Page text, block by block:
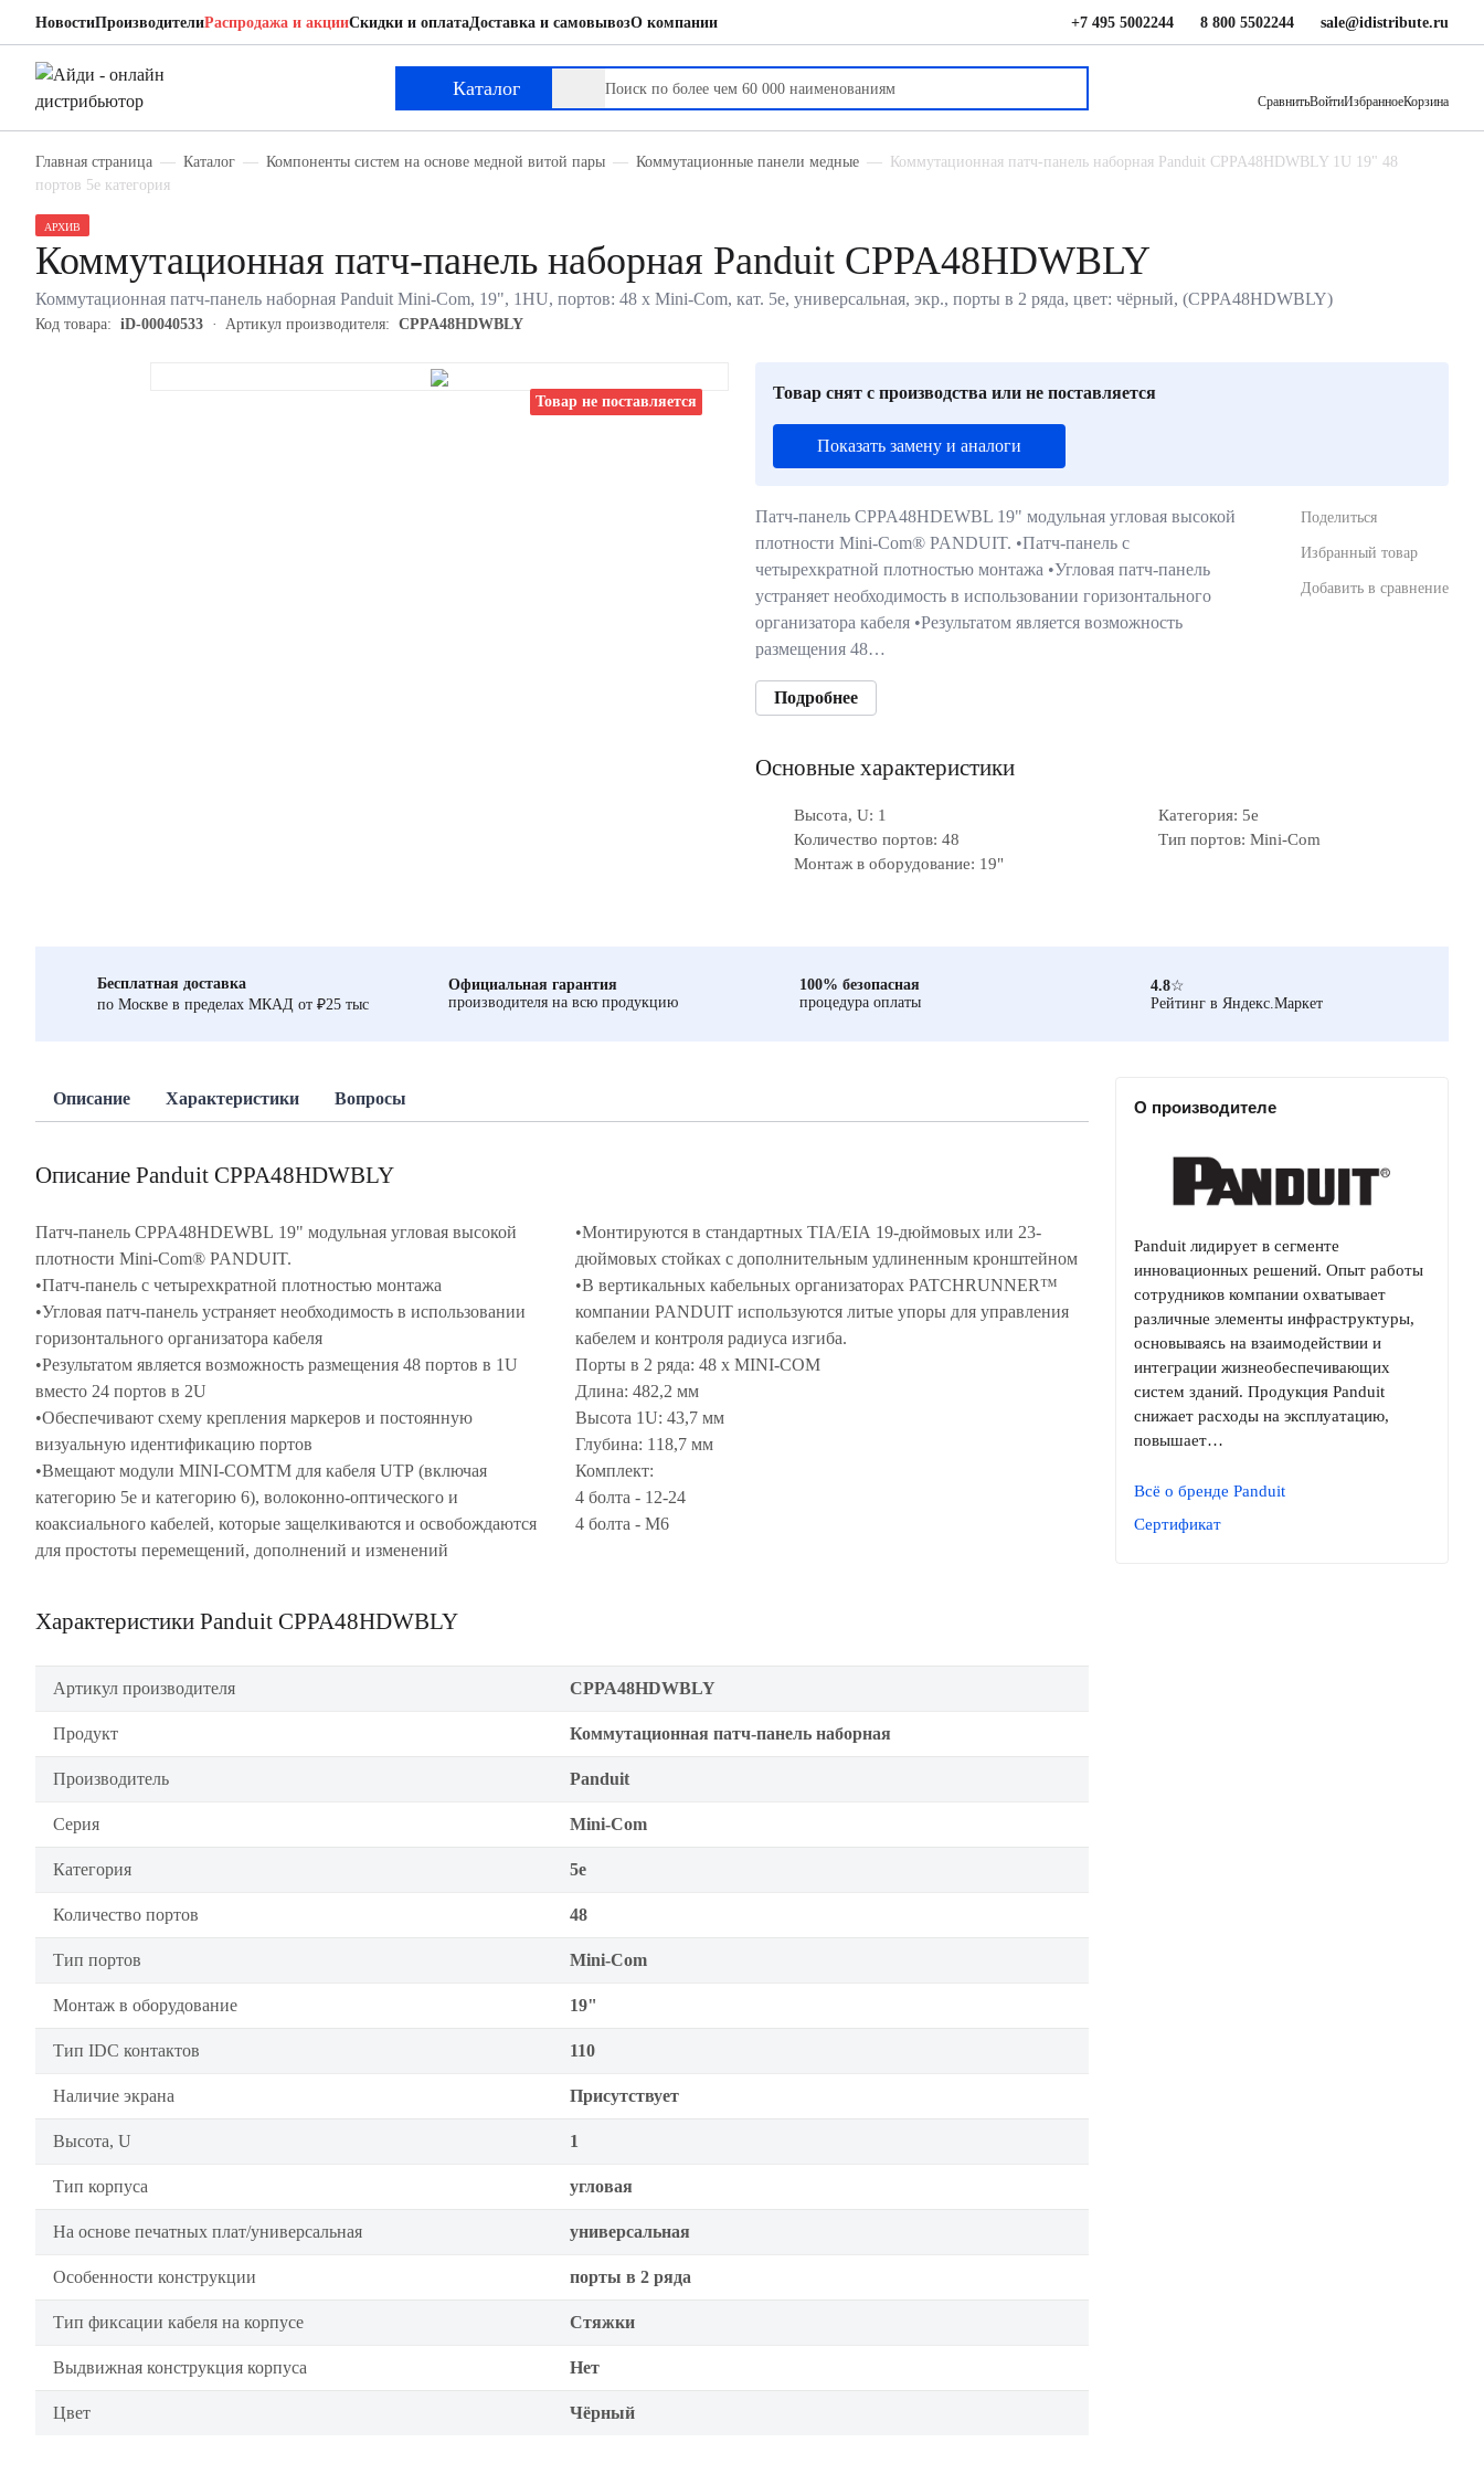
НовостиПроизводителиРаспродажа и акцииСкидки и оплатаДоставка и самовывозО компании +7 495 5002244 8 800 5502244 sale@idistribute.ru
Каталог
СравнитьВойтиИзбранноеКорзина
Главная страница Каталог Компоненты систем на основе медной витой пары Коммутационные панели медные
Коммутационная патч-панель наборная Panduit CPPA48HDWBLY 1U 19" 48
портов 5е категория
Товар не поставляется
АРХИВ
Коммутационная патч-панель наборная Panduit CPPA48HDWBLY
Коммутационная патч-панель наборная Panduit Mini-Com, 19", 1HU, портов: 48 х Mini-Com, кат. 5е, универсальная, экр., порты в 2 ряда, цвет: чёрный, (CPPA48HDWBLY)
Код товара: iD-00040533 Артикул производителя: CPPA48HDWBLY
Товар снят с производства или не поставляется
Показать замену и аналоги
Патч-панель CPPA48HDEWBL 19" модульная угловая высокой
плотности Mini-Com® PANDUIT. •Патч-панель с
четырехкратной плотностью монтажа •Угловая патч-панель
устраняет необходимость в использовании горизонтального
организатора кабеля •Результатом является возможность
размещения 48…
Подробнее
Поделиться
Избранный товар
Добавить в сравнение
Основные характеристики
Высота, U: 1
Категория: 5е
Количество портов: 48
Тип портов: Mini-Com
Монтаж в оборудование: 19"
Бесплатная доставка
по Москве в пределах МКАД от ₽25 тыс
Официальная гарантия
производителя на всю продукцию
100% безопасная
процедура оплаты
4.8☆
Рейтинг в Яндекс.Маркет
Описание Характеристики Вопросы
Описание Panduit CPPA48HDWBLY
Патч-панель CPPA48HDEWBL 19" модульная угловая высокой
плотности Mini-Com® PANDUIT.
•Патч-панель с четырехкратной плотностью монтажа
•Угловая патч-панель устраняет необходимость в использовании
горизонтального организатора кабеля
•Результатом является возможность размещения 48 портов в 1U
вместо 24 портов в 2U
•Обеспечивают схему крепления маркеров и постоянную
визуальную идентификацию портов
•Вмещают модули MINI-COMTM для кабеля UTP (включая
категорию 5e и категорию 6), волоконно-оптического и
коаксиального кабелей, которые защелкиваются и освобождаются
для простоты перемещений, дополнений и изменений
•Монтируются в стандартных TIA/EIA 19-дюймовых или 23-
дюймовых стойках с дополнительным удлиненным кронштейном
•В вертикальных кабельных организаторах PATCHRUNNER™
компании PANDUIT используются литые упоры для управления
кабелем и контроля радиуса изгиба.
Порты в 2 ряда: 48 х MINI-COM
Длина: 482,2 мм
Высота 1U: 43,7 мм
Глубина: 118,7 мм
Комплект:
4 болта - 12-24
4 болта - М6
Характеристики Panduit CPPA48HDWBLY
Артикул производителя CPPA48HDWBLY
Продукт Коммутационная патч-панель наборная
Производитель Panduit
Серия Mini-Com
Категория 5е
Количество портов 48
Тип портов Mini-Com
Монтаж в оборудование 19"
Тип IDC контактов 110
Наличие экрана Присутствует
Высота, U 1
Тип корпуса угловая
На основе печатных плат/универсальная универсальная
Особенности конструкции порты в 2 ряда
Тип фиксации кабеля на корпусе Стяжки
Выдвижная конструкция корпуса Нет
Цвет Чёрный
О производителе
Panduit лидирует в сегменте
инновационных решений. Опыт работы
сотрудников компании охватывает
различные элементы инфраструктуры,
основываясь на взаимодействии и
интеграции жизнеобеспечивающих
систем зданий. Продукция Panduit
снижает расходы на эксплуатацию,
повышает…
Всё о бренде Panduit
Сертификат
Panduit CPPA48HDWBLY
Коммутационная патч-панель наборная